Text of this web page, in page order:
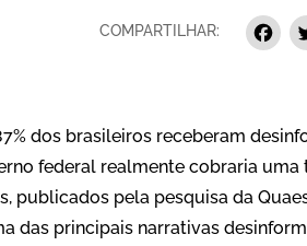
COMPARTILHAR:
dos brasileiros receberam
federal realmente cobraria uma
publicados pela pesquisa da
das principais narrativas